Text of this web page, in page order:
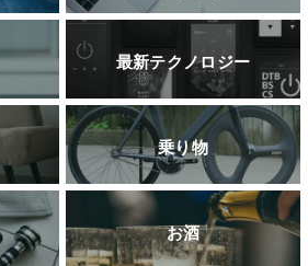
最新テクノロジー
乗り物
お酒